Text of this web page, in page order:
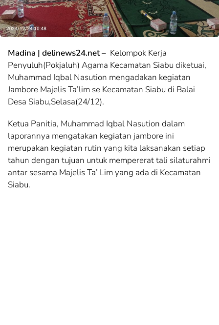
Madina | delinews24.net– Kelompok Kerja
Penyuluh(Pokjaluh) Agama Kecamatan Siabu diketuai,
Muhammad Iqbal Nasution mengadakan kegiatan
Jambore Majelis Ta’lim se Kecamatan Siabu di Balai
Desa Siabu,Selasa(24/12).
Ketua Panitia, Muhammad Iqbal Nasution dalam
laporannya mengatakan kegiatan jambore ini
merupakan kegiatan rutin yang kita laksanakan setiap
tahun dengan tujuan untuk mempererat tali silaturahmi
antar sesama Majelis Ta’ Lim yang ada di Kecamatan
Siabu.